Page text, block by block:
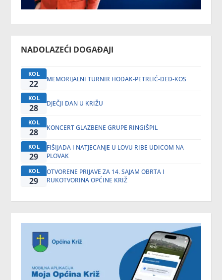
NADOLAZEĆI DOGAĐAJI
KOL
22 MEMORIJALNI TURNIR HODAK-PETRLIĆ-DED-KOS
KOL
28 DJEČJI DAN U KRIŽU
KOL
28 KONCERT GLAZBENE GRUPE RINGIŠPIL
KOL
29
FIŠIJADA I NATJECANJE U LOVU RIBE UDICOM NA
PLOVAK
KOL
29
OTVORENE PRIJAVE ZA 14. SAJAM OBRTA I
RUKOTVORINA OPĆINE KRIŽ